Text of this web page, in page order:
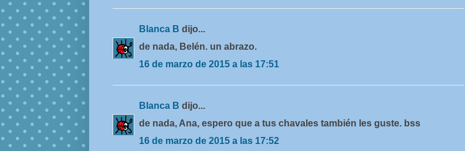
Blanca B dijo...
de nada, Belén. un abrazo.
16 de marzo de 2015 a las 17:51
Blanca B dijo...
de nada, Ana, espero que a tus chavales también les guste. bss
16 de marzo de 2015 a las 17:52